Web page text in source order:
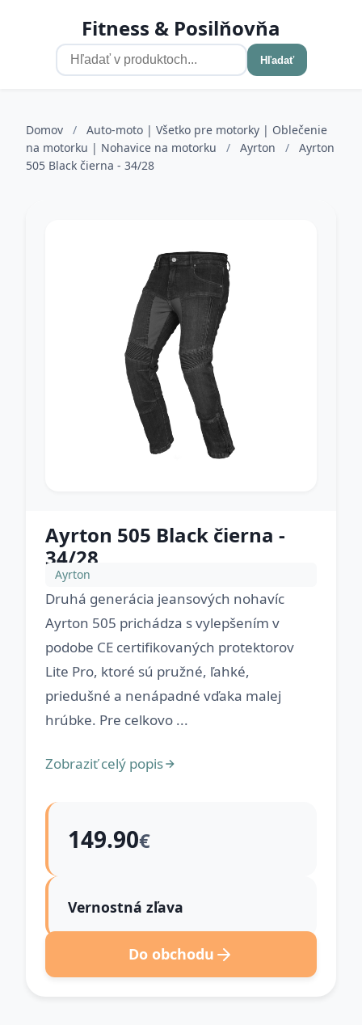
Fitness & Posilňovňa
Hľadať
Domov /
Auto-moto | Všetko pre motorky | Oblečenie
na motorku | Nohavice na motorku
/ Ayrton /
Ayrton
505 Black čierna - 34/28
Ayrton 505 Black čierna -
34/28
Ayrton
Druhá generácia jeansových nohavíc
Ayrton 505 prichádza s vylepšením v
podobe CE certifikovaných protektorov
Lite Pro, ktoré sú pružné, ľahké,
priedušné a nenápadné vďaka malej
hrúbke. Pre celkovo ...
Zobraziť celý popis
149.90€
Vernostná zľava
Do obchodu